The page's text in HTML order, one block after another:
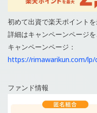
初めて出資で楽天ポイント
詳細はキャンペーンページを
キャンペーンページ：
https://rimawarikun.com/lp/
ファンド情報